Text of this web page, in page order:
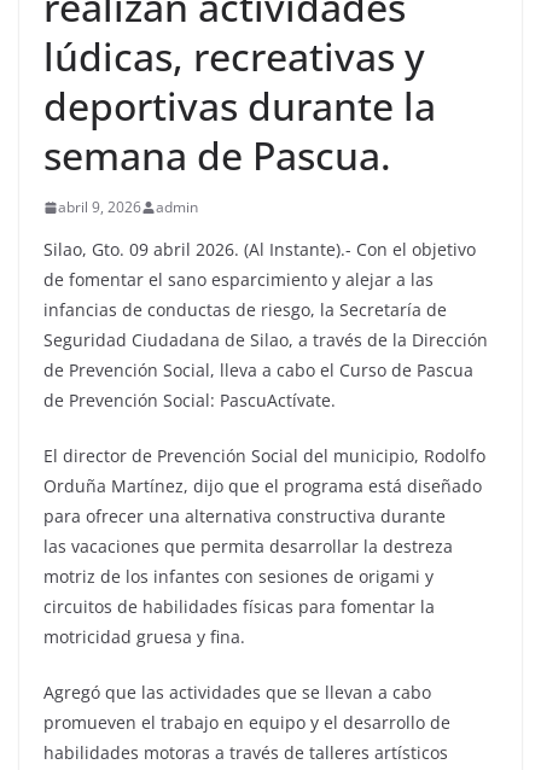
lúdicas, recreativas y
deportivas durante la
semana de Pascua.
abril 9, 2026 admin
Silao, Gto. 09 abril 2026. (Al Instante).- Con el objetivo
de fomentar el sano esparcimiento y alejar a las
infancias de conductas de riesgo, la Secretaría de
Seguridad Ciudadana de Silao, a través de la Dirección
de Prevención Social, lleva a cabo el Curso de Pascua
de Prevención Social: PascuActívate.
El director de Prevención Social del municipio, Rodolfo
Orduña Martínez, dijo que el programa está diseñado
para ofrecer una alternativa constructiva durante
las vacaciones que permita desarrollar la destreza
motriz de los infantes con sesiones de origami y
circuitos de habilidades físicas para fomentar la
motricidad gruesa y fina.
Agregó que las actividades que se llevan a cabo
promueven el trabajo en equipo y el desarrollo de
habilidades motoras a través de talleres artísticos